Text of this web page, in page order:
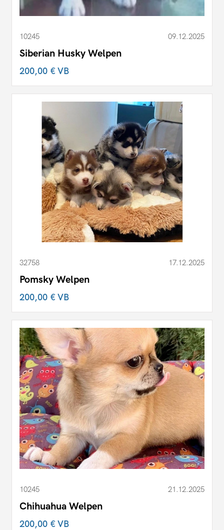
10245 09.12.2025
Siberian Husky Welpen
200,00 €VB
32758 17.12.2025
Pomsky Welpen
200,00 €VB
10245 21.12.2025
Chihuahua Welpen
200,00 €VB